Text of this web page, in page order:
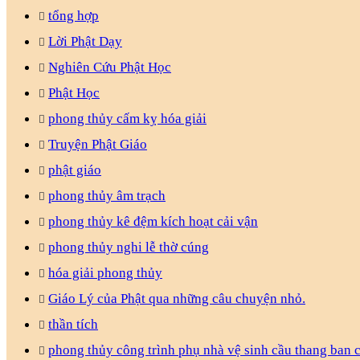
tổng hợp
Lời Phật Dạy
Nghiên Cứu Phật Học
Phật Học
phong thủy cấm kỵ hóa giải
Truyện Phật Giáo
phật giáo
phong thủy âm trạch
phong thủy kê đệm kích hoạt cải vận
phong thủy nghi lễ thờ cúng
hóa giải phong thủy
Giáo Lý của Phật qua những câu chuyện nhỏ.
thần tích
phong thủy công trình phụ nhà vệ sinh cầu thang ban